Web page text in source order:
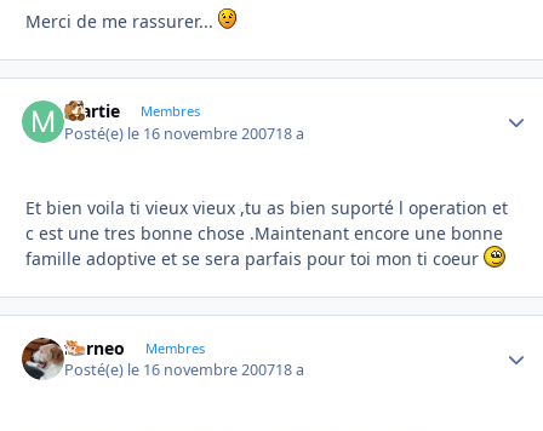
Merci de me rassurer...
martie Membres
Posté(e) le 16 novembre 200718 a
Et bien voila ti vieux vieux ,tu as bien suporté l operation et
c est une tres bonne chose .Maintenant encore une bonne
famille adoptive et se sera parfais pour toi mon ti coeur
borneo Membres
Posté(e) le 16 novembre 200718 a